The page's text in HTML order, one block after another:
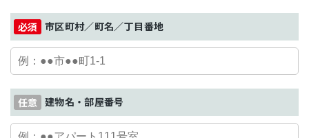
市区町村／町名／丁目番地
建物名・部屋番号